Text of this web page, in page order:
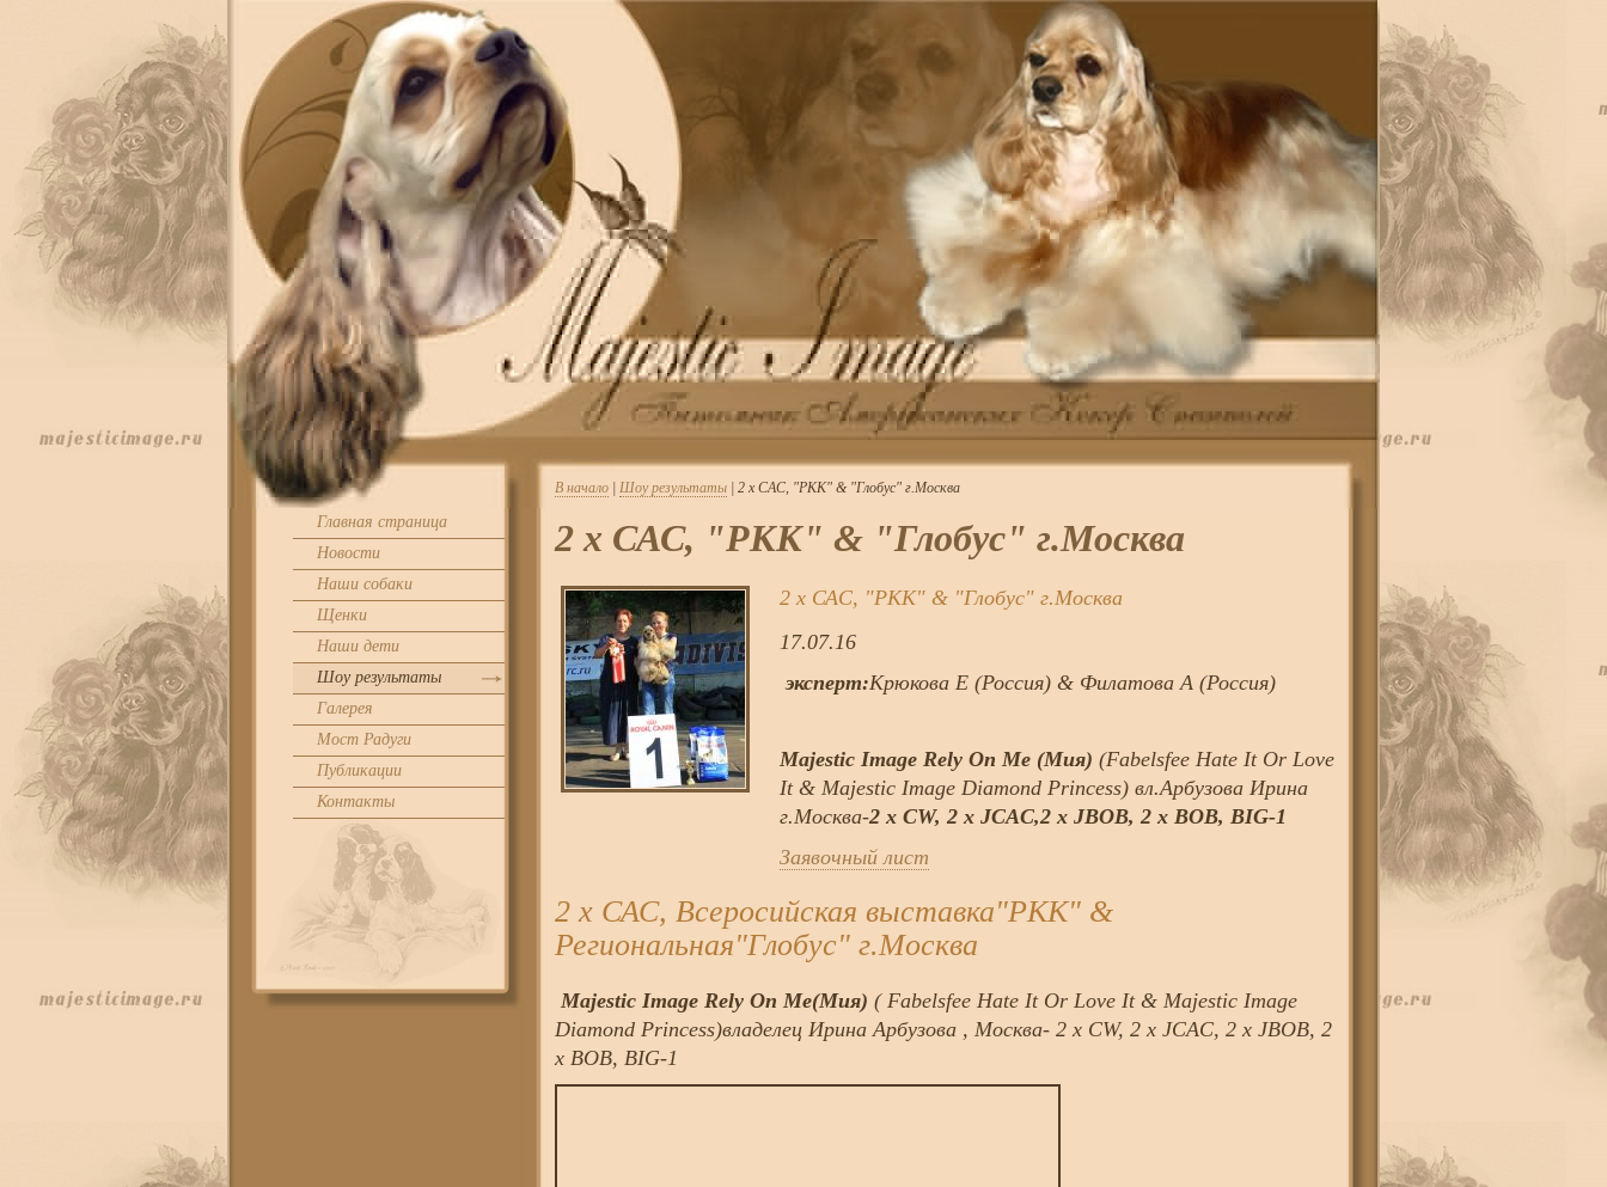
Главная страница
Новости
Наши собаки
Щенки
Наши дети
Шоу результаты
Галерея
Мост Радуги
Публикации
Контакты
В начало Шоу результаты | 2 х САС, "РКК" & "Глобус" г.Москва
2 х САС, "РКК" & "Глобус" г.Москва
2 х САС, "РКК" & "Глобус" г.Москва
17.07.16
эксперт:Крюкова Е (Россия) & Филатова А (Россия)
Majestic Image Rely On Me (Мия) (Fabelsfee Hate It Or Love
It & Majestic Image Diamond Princess) вл.Арбузова Ирина
г.Москва-2 х CW, 2 х JCAC,2 х JBOB, 2 х BOB, BIG-1
Заявочный лист
2 х САС, Всеросийская выставка"РКК" &
Региональная"Глобус" г.Москва
Majestic Image Rely On Me(Мия) ( Fabelsfee Hate It Or Love It & Majestic Image
Diamond Princess)владелец Ирина Арбузова , Москва- 2 х CW, 2 x JCAC, 2 х JBOB, 2
х BOB, BIG-1